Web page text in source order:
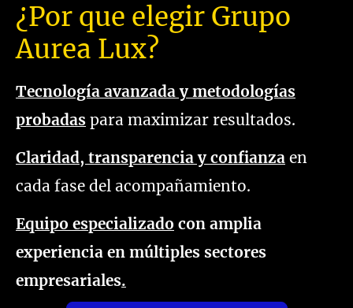
¿Por que elegir Grupo
Aurea Lux?
Tecnología avanzada y metodologías
probadas para maximizar resultados.
Claridad, transparencia y confianza en
cada fase del acompañamiento.
Equipo especializado con amplia
experiencia en múltiples sectores
empresariales.